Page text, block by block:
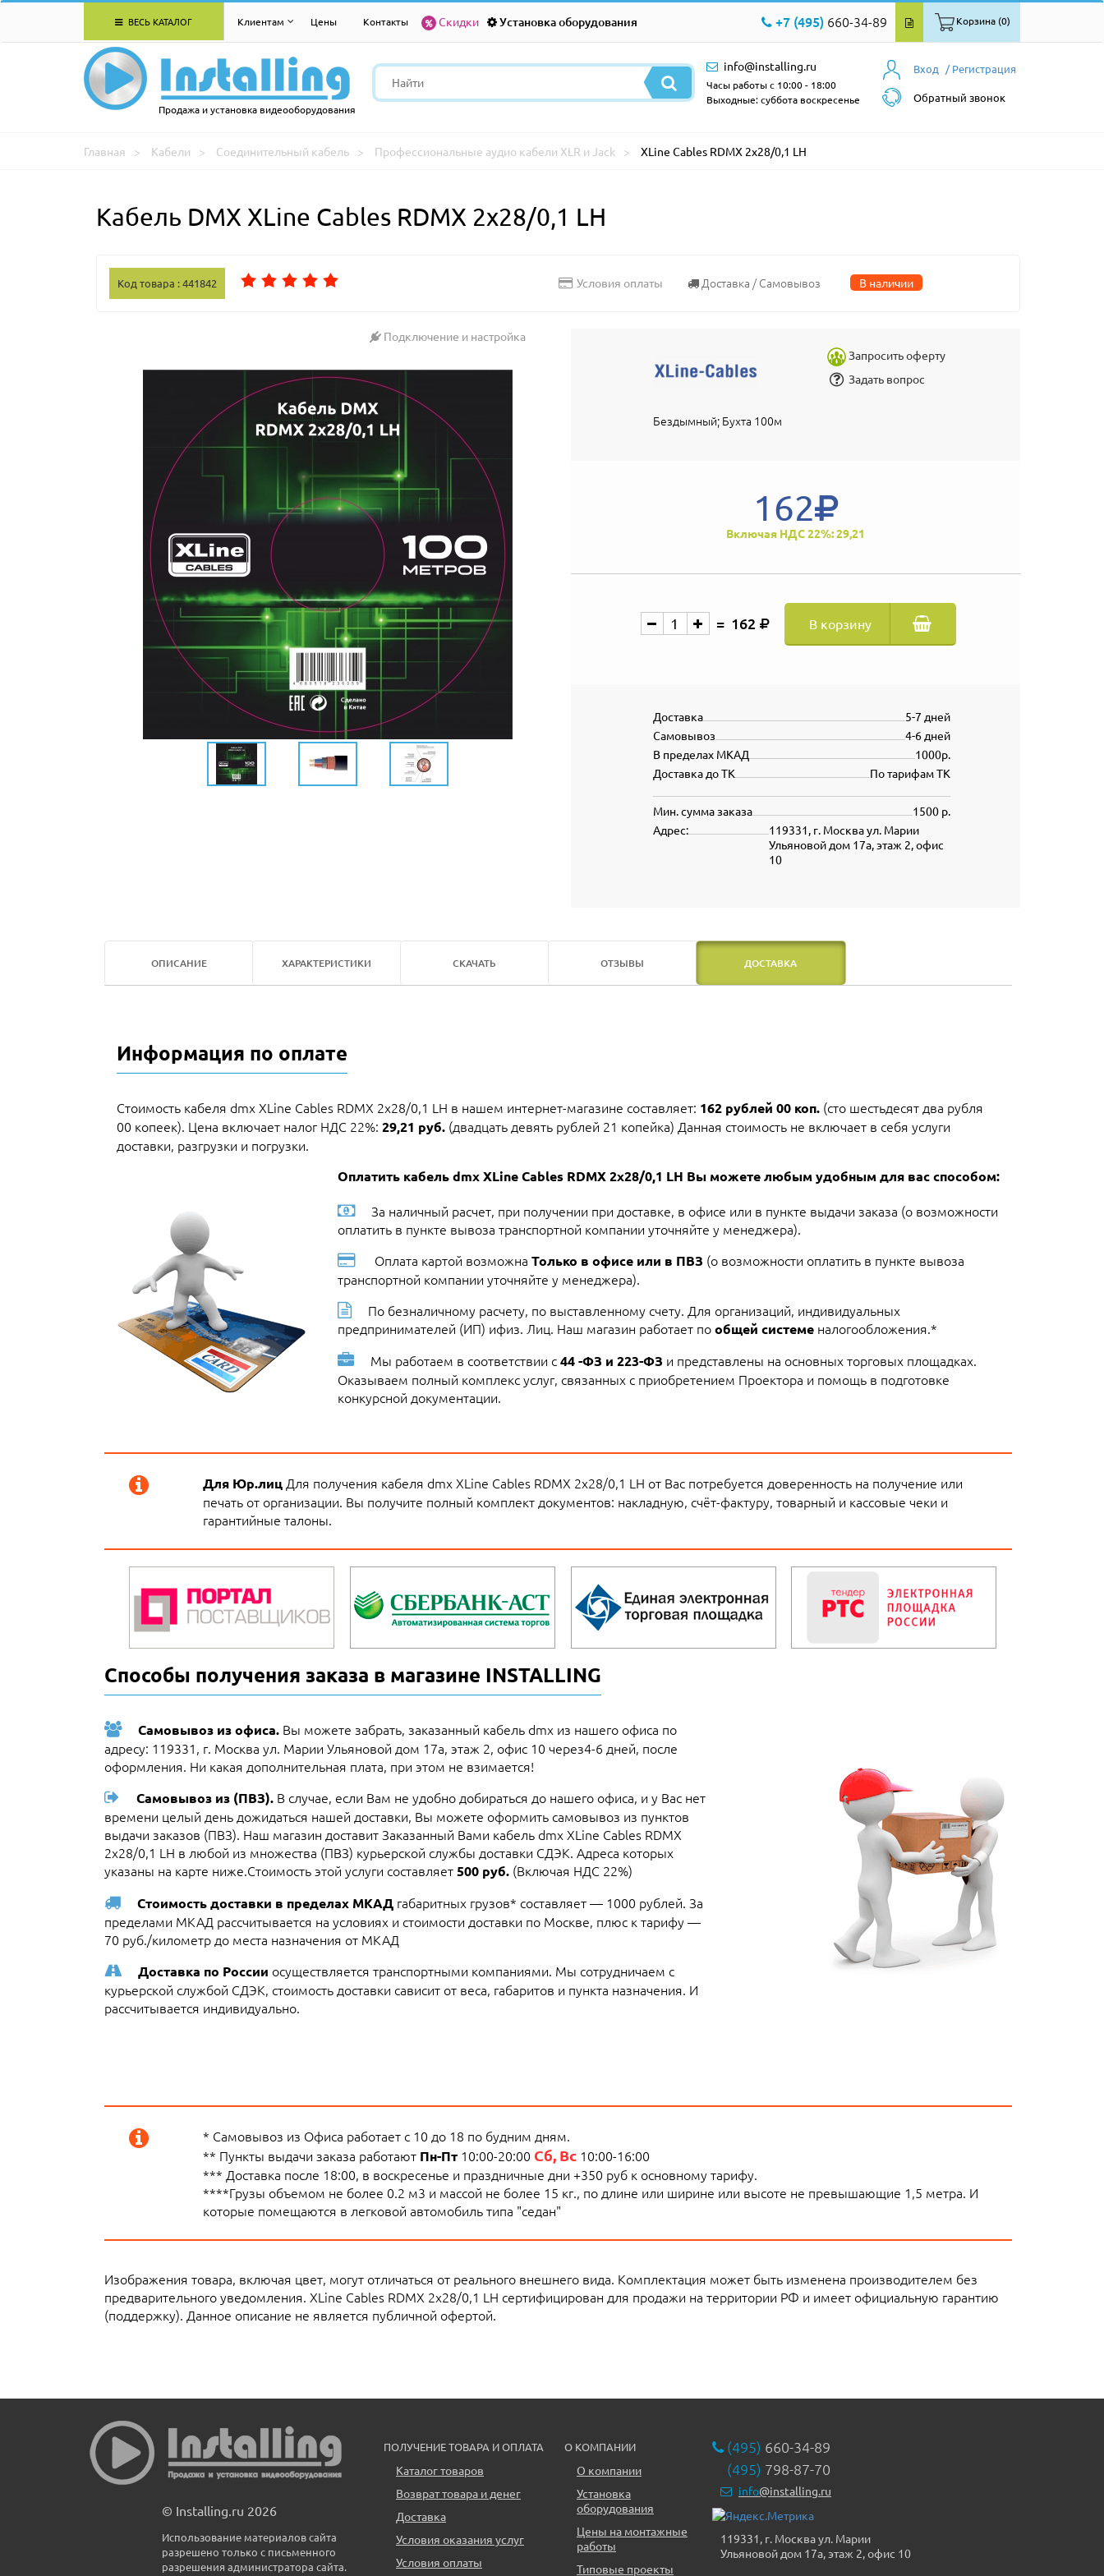
ВЕСЬ КАТАЛОГ Клиентам Цены Контакты Скидки Установка оборудования +7 (495) 660-34-89 Корзина (0)
Продажа и установка видеооборудования
Вход / Регистрация
Обратный звонок
info@installing.ru
Часы работы с 10:00 - 18:00
Выходные: суббота воскресенье
Главная Кабели Соединительный кабель Профессиональные аудио кабели XLR и Jack XLine Cables RDMX 2x28/0,1 LH
Кабель DMX XLine Cables RDMX 2x28/0,1 LH
Код товара : 441842 Условия оплаты Доставка / Самовывоз В наличии
Подключение и настройка
Запросить оферту
Задать вопрос
Бездымный; Бухта 100м
162
Включая НДС 22%: 29,21
162 В корзину
5-7 дней
Доставка
4-6 дней
Самовывоз
1000р.
В пределах МКАД
По тарифам ТК
Доставка до ТК
1500 р.
Мин. сумма заказа
119331, г. Москва ул. Марии
Ульяновой дом 17а, этаж 2, офис
10
Адрес:
ОПИСАНИЕ ХАРАКТЕРИСТИКИ СКАЧАТЬ ОТЗЫВЫ ДОСТАВКА
Информация по оплате
Стоимость кабеля dmx XLine Cables RDMX 2x28/0,1 LH в нашем интернет-магазине составляет: 162 рублей 00 коп. (сто шестьдесят два рубля
00 копеек). Цена включает налог НДС 22%: 29,21 руб. (двадцать девять рублей 21 копейка) Данная стоимость не включает в себя услуги
доставки, разгрузки и погрузки.
Оплатить кабель dmx XLine Cables RDMX 2x28/0,1 LH Вы можете любым удобным для вас способом:
За наличный расчет, при получении при доставке, в офисе или в пункте выдачи заказа (о возможности
оплатить в пункте вывоза транспортной компании уточняйте у менеджера).
Оплата картой возможна Только в офисе или в ПВЗ (о возможности оплатить в пункте вывоза
транспортной компании уточняйте у менеджера).
По безналичному расчету, по выставленному счету. Для организаций, индивидуальных
предпринимателей (ИП) ифиз. Лиц. Наш магазин работает пообщей системеналогообложения.*
Мы работаем в соответствии с44 -ФЗ и 223-ФЗ и представлены на основных торговых площадках.
Оказываем полный комплекс услуг, связанных с приобретением Проектора и помощь в подготовке
конкурсной документации.
Для Юр.лицДля получения кабеля dmx XLine Cables RDMX 2x28/0,1 LH от Вас потребуется доверенность на получение или
печать от организации. Вы получите полный комплект документов: накладную, счёт-фактуру, товарный и кассовые чеки и
гарантийные талоны.
Способы получения заказа в магазине INSTALLING
Самовывоз из офиса. Вы можете забрать, заказанный кабель dmx из нашего офиса по
адресу: 119331, г. Москва ул. Марии Ульяновой дом 17а, этаж 2, офис 10 через4-6 дней, после
оформления. Ни какая дополнительная плата, при этом не взимается!
Самовывоз из (ПВЗ). В случае, если Вам не удобно добираться до нашего офиса, и у Вас нет
времени целый день дожидаться нашей доставки, Вы можете оформить самовывоз из пунктов
выдачи заказов (ПВЗ). Наш магазин доставит Заказанный Вами кабель dmx XLine Cables RDMX
2x28/0,1 LH в любой из множества (ПВЗ) курьерской службы доставки СДЭК. Адреса которых
указаны на карте ниже.Стоимость этой услуги составляет500 руб. (Включая НДС 22%)
Стоимость доставки в пределах МКАД габаритных грузов* составляет — 1000 рублей. За
пределами МКАД рассчитывается на условиях и стоимости доставки по Москве, плюс к тарифу —
70 руб./километр до места назначения от МКАД
Доставка по России осуществляется транспортными компаниями. Мы сотрудничаем с
курьерской службой СДЭК, стоимость доставки сависит от веса, габаритов и пункта назначения. И
рассчитывается индивидуально.
* Самовывоз из Офиса работает с 10 до 18 по будним дням.
** Пункты выдачи заказа работают Пн-Пт10:00-20:00 Сб, Вс10:00-16:00
*** Доставка после 18:00, в воскресенье и праздничные дни +350 руб к основному тарифу.
****Грузы объемом не более 0.2 м3 и массой не более 15 кг., по длине или ширине или высоте не превышающие 1,5 метра. И
которые помещаются в легковой автомобиль типа "седан"
Изображения товара, включая цвет, могут отличаться от реального внешнего вида. Комплектация может быть изменена производителем без
предварительного уведомления. XLine Cables RDMX 2x28/0,1 LH сертифицирован для продажи на территории РФ и имеет официальную гарантию
(поддержку). Данное описание не является публичной офертой.
© Installing.ru 2026
Использование материалов сайта
разрешено только с письменного
разрешения администратора сайта.
ПОЛУЧЕНИЕ ТОВАРА И ОПЛАТА
Каталог товаров
Возврат товара и денег
Доставка
Условия оказания услуг
Условия оплаты
О КОМПАНИИ
О компании
Установка
оборудования
Цены на монтажные
работы
Типовые проекты
(495) 660-34-89
(495) 798-87-70
info@installing.ru
119331, г. Москва ул. Марии
Ульяновой дом 17а, этаж 2, офис 10